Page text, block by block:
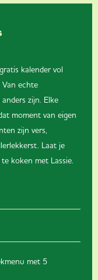
kalender vol
Van echte
zijn. Elke
moment van eigen
zijn vers,
Laat je
koken met Lassie.
met 5